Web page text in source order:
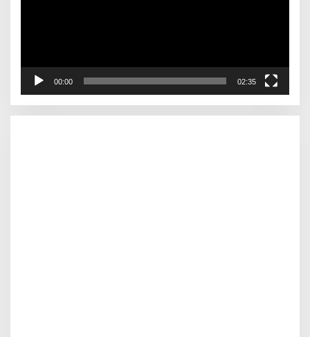
00:00 02:35